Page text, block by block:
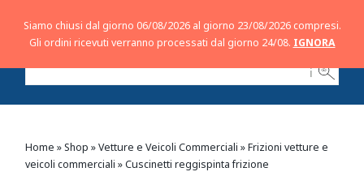
ℹ
Home »Shop »Vetture e Veicoli Commerciali »Frizioni vetture e
veicoli commerciali »Cuscinetti reggispinta frizione
Siamo chiusi dal giorno 06/08/2026 al giorno 23/08/2026 compresi.
Gli ordini ricevuti verranno processati dal giorno 24/08. IGNORA